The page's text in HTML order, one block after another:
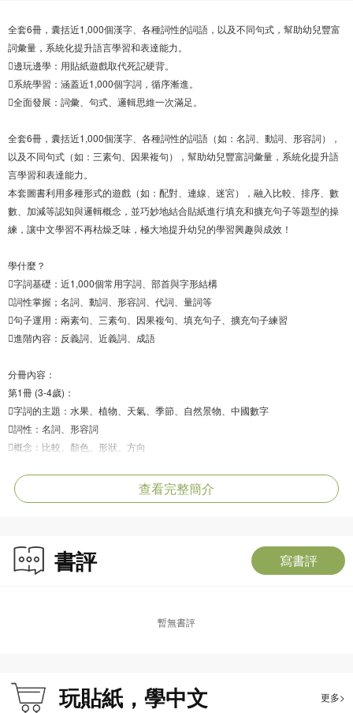
全套6冊，囊括近1,000個漢字、各種詞性的詞語，以及不同句式，幫助幼兒豐富
詞彙量，系統化提升語言學習和表達能力。
邊玩邊學：用貼紙遊戲取代死記硬背。
系統學習：涵蓋近1,000個字詞，循序漸進。
全面發展：詞彙、句式、邏輯思維一次滿足。
全套6冊，囊括近1,000個漢字、各種詞性的詞語（如：名詞、動詞、形容詞），
以及不同句式（如：三素句、因果複句），幫助幼兒豐富詞彙量，系統化提升語
言學習和表達能力。
本套圖書利用多種形式的遊戲（如：配對、連線、迷宮），融入比較、排序、數
數、加減等認知與邏輯概念，並巧妙地結合貼紙進行填充和擴充句子等題型的操
練，讓中文學習不再枯燥乏味，極大地提升幼兒的學習興趣與成效！
學什麼？
字詞基礎：近1,000個常用字詞、部首與字形結構
詞性掌握；名詞、動詞、形容詞、代詞、量詞等
句子運用：兩素句、三素句、因果複句、填充句子、擴充句子練習
進階內容：反義詞、近義詞、成語
分冊內容：
第1冊 (3-4歲)：
字詞的主題：水果、植物、天氣、季節、自然景物、中國數字
詞性：名詞、形容詞
概念：比較、顏色、形狀、方向
第2冊 (3-4歲)：
字詞的主題：動物、昆蟲、食物、五官、人物、衣服、日常用具、家庭用品、動
概念：排序、比較、配對
第4冊 (4-5歲)：
字詞的主題：日常應對、身體部位
查看完整簡介
書評 寫書評
暫無書評
玩貼紙，學中文 更多>